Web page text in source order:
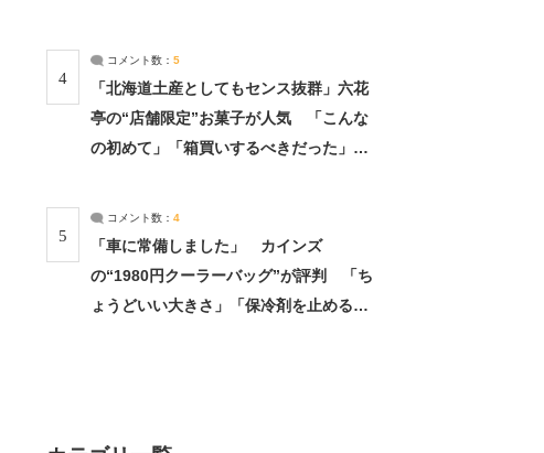
4
コメント数： 5
「北海道土産としてもセンス抜群」六花
亭の“店舗限定”お菓子が人気 「こんな
の初めて」「箱買いするべきだった」
5
コメント数： 4
「車に常備しました」 カインズ
の“1980円クーラーバッグ”が評判 「ち
ょうどいい大きさ」「保冷剤を止めるベ